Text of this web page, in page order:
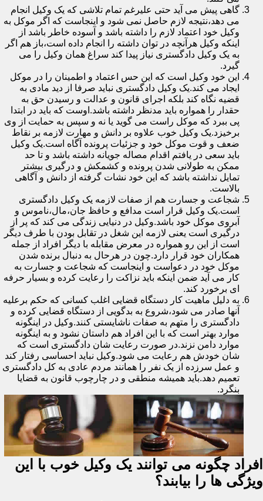
گاهی پیش می آید حتی علیرغم تمام تلاشی که یک وکیل انجام
می دهد،نتیجه لازم حاصل نمی شود و اینجاست که اگر موکل به
وکیل خود اعتماد لازم را داشته باشد و آسوده خاطر باشد از
اینکه وکیل هرآنچه در توان داشته را انجام داده است،باز هم اگر
به یک وکیل دادگستری نیاز پیدا کند سراغ همان وکیل را می
گیرد.
این خود وکیل است که این حس اعتماد و اطمینان را در موکل
ایجاد می کند.یک وکیل دادگستری نباید صرفا از دید مادی به
قضیه نگاه کند بلکه اجرای قانون و عدالت و رسیدن حق به
حقدار را همواره باید مدنظر داشته باشد.اوست که باید در ابتدا
پی ببرد که موکل راست می گوید یا نه و سپس به حمایت از وی
برخیزد.یک وکیل خوب علاوه بر دانش و مهارت لازمه بر نقاط
ضعف و قوت موکل خود و جزئیات پرونده آگاه است.یک وکیل
باید سعی در یافتم اقدام مصاله جویانه داشته باشد و تا حد
ممکن به طولانی شدن پرونده و کشمکش و درگیری بیشتر
تمایل نداشته باشد که این خود نشات گرفته از دانش و آگاهی
بالاست.
شجاعت و جسارت هم از صفات لازمه یک وکیل دادگستری
است.یک وکیل قرار است مدافع و حافظ جان،مال،ناموس و
آبروی موکل خود باشد.وکیل در دنیایی زندگی می کند که پر از
درگیری است یعنی لازمه این شغل در تقابل بودن با طرف دیگر
است از این رو همواره در معرض مقابله با دیگر افراد از جمله
همکاران خود قرار دارد.چون در هرحال به دنبال برنده شدن
موکل خود در دعواست و اینجاست که شجاعت و جسارت به
کار می آید ضمن اینکه باید نزاکت را رعایت کرده و بسیار حرفه
ای برخورد کند.
به دلیل ماهیت کار دستگاه قضایی اغلب کسانی که حکم برعلیه
آنها صادر می شود،شروع به بدگویی از دستگاه قضایی کرده و
دادگستری را متهم به صفات ناشایستی کنند.وکیل در اینگونه
موارد بهتر است که با این افراد هم داستان نشود و به اینگونه
موارد دامن نزند.در صورت رعایت شان دادگستری است که
شان خودش هم رعایت می شود.وکیل نباید احساسی رفتار کند
و عمل سرزده از یک نفر را همانند مردم عادی به کل دادگستری
تعمیم دهد.باید همیشه منطقی و در چارچوب قانون به قضایا
بنگرد.
افراد چگونه می توانند یک وکیل خوب با این
ویژگی ها را بیابند؟